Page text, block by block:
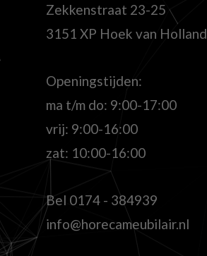
Zekkenstraat 23-25
3151 XP Hoek van Holland
Openingstijden:
ma t/m do: 9:00-17:00
vrij: 9:00-16:00
zat: 10:00-16:00
Bel 0174 - 384939
info@horecameubilair.nl